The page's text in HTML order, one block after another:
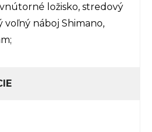
ložisko, stredový
voľný náboj Shimano,